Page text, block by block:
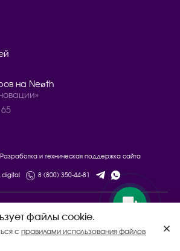
файлы cookie.
с правилами использования файлов
на Neøth
Разработка и техническая поддержка сайта
8 (800) 350-44-81
Договор купли - продажи товаров
Политика конфиденциальности